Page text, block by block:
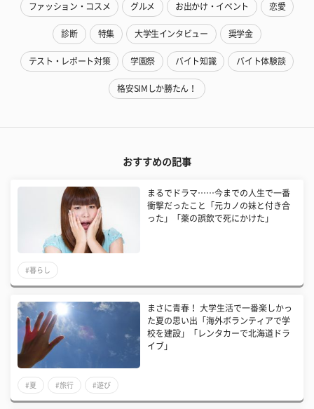
ファッション・コスメ グルメ お出かけ・イベント 恋愛
診断 特集 大学生インタビュー 奨学金
テスト・レポート対策 学園祭 バイト知識 バイト体験談
格安SIMしか勝たん！
おすすめの記事
まるでドラマ……今までの人生で一番
衝撃だったこと「元カノの妹と付き合
った」「薬の誤飲で死にかけた」
#暮らし
まさに青春！ 大学生活で一番楽しかっ
た夏の思い出「海外ボランティアで学
校を建設」「レンタカーで北海道ドラ
イブ」
#夏 #旅行 #遊び